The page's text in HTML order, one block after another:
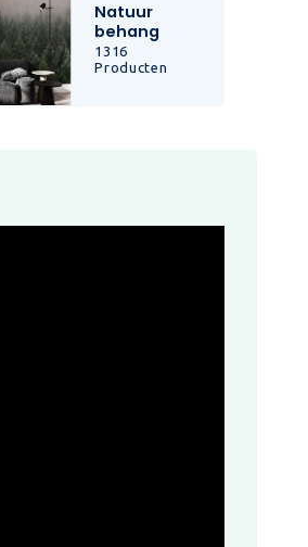
Natuur
behang
1316
Producten